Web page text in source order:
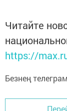
Читайте
https://
Безнең